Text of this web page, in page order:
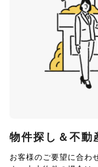
物件探し＆不動
お客様のご要望に合わ